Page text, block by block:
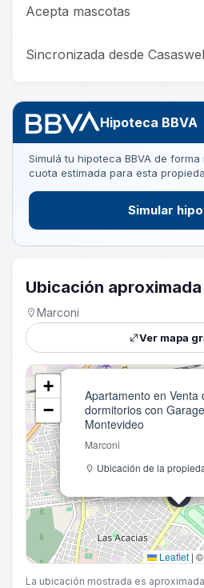
Acepta mascotas
Sincronizada desde
Hipoteca BBVA
Simulá tu hipoteca BBVA de
cuota estimada para esta
Simular
Ubicación aproximada
Marconi
Ver mapa
Apartamento en Venta
dormitorios con
Montevideo
Marconi
Ubicación de la
+
−
Leaflet | ©
La ubicación mostrada es